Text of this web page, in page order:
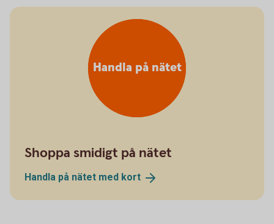
Handla på nätet
Shoppa smidigt på nätet
Handla på nätet med kort